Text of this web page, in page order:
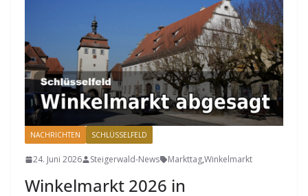
NACHRICHTEN SCHLÜSSELFELD
24. Juni 2026 Steigerwald-News Markttag,Winkelmarkt
Winkelmarkt 2026 in